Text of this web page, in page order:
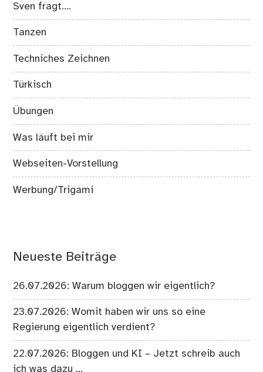
Sven fragt….
Tanzen
Techniches Zeichnen
Türkisch
Übungen
Was läuft bei mir
Webseiten-Vorstellung
Werbung/Trigami
Neueste Beiträge
26.07.2026: Warum bloggen wir eigentlich?
23.07.2026: Womit haben wir uns so eine
Regierung eigentlich verdient?
22.07.2026: Bloggen und KI – Jetzt schreib auch
ich was dazu …